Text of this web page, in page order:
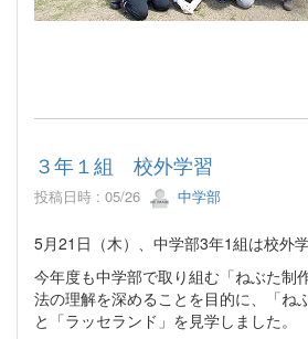
３年１組 校外学習
投稿日時 : 05/26 中学部
5月21日（木）、中学部3年1組は校外
今年度も中学部で取り組む「ねぶた制
法の理解を深めることを目的に、「ね
と「ラッセランド」を見学しました。